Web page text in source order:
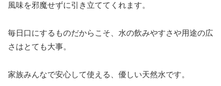
風味を邪魔せずに引き立ててくれます。
毎日口にするものだからこそ、水の飲みやすさや用途の広
さはとても大事。
家族みんなで安心して使える、優しい天然水です。